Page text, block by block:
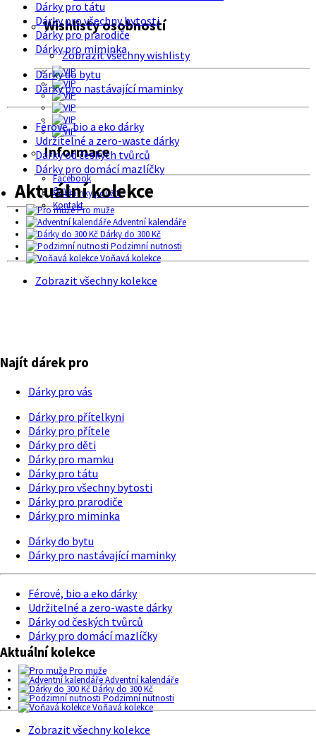
Wishlisty osobností
Zobrazit všechny wishlisty
Informace
Facebook
O nás
Podmínky použití
Kontakt
Dárky pro tátu
Dárky pro všechny bytosti
Dárky pro prarodiče
Dárky pro miminka
Dárky do bytu
Dárky pro nastávající maminky
Férové, bio a eko dárky
Udržitelné a zero-waste dárky
Dárky od českých tvůrců
Dárky pro domácí mazlíčky
Aktuální kolekce
Pro muže
Adventní kalendáře
Dárky do 300 Kč
Podzimní nutnosti
Voňavá kolekce
Zobrazit všechny kolekce
Najít dárek pro
Dárky pro vás
Dárky pro přítelkyni
Dárky pro přítele
Dárky pro děti
Dárky pro mamku
Dárky pro tátu
Dárky pro všechny bytosti
Dárky pro prarodiče
Dárky pro miminka
Dárky do bytu
Dárky pro nastávající maminky
Férové, bio a eko dárky
Udržitelné a zero-waste dárky
Dárky od českých tvůrců
Dárky pro domácí mazlíčky
Aktuální kolekce
Pro muže
Adventní kalendáře
Dárky do 300 Kč
Podzimní nutnosti
Voňavá kolekce
Zobrazit všechny kolekce